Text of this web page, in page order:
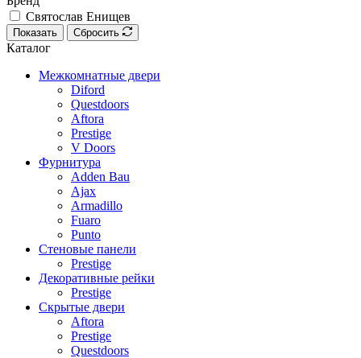
Святослав Енищев
Показать Сбросить
Каталог
Межкомнатные двери
Diford
Questdoors
Aftora
Prestige
V Doors
Фурнитура
Adden Bau
Ajax
Armadillo
Fuaro
Punto
Стеновые панели
Prestige
Декоративные рейки
Prestige
Скрытые двери
Aftora
Prestige
Questdoors